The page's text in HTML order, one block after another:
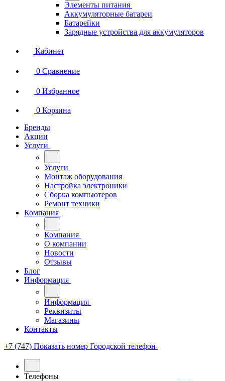
Элементы питания
Аккумуляторные батареи
Батарейки
Зарядные устройства для аккумуляторов
Кабинет
0 Сравнение
0 Избранное
0 Корзина
Бренды
Акции
Услуги
Услуги
Монтаж оборудования
Настройка электроники
Сборка компьютеров
Ремонт техники
Компания
Компания
О компании
Новости
Отзывы
Блог
Информация
Информация
Реквизиты
Магазины
Контакты
+7 (747) Показать номер Городской телефон
Телефоны